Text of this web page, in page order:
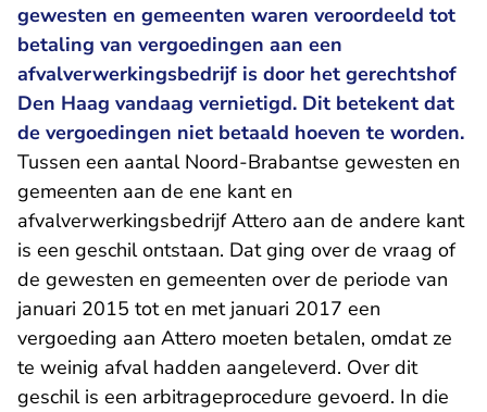
gewesten en gemeenten waren veroordeeld tot
betaling van vergoedingen aan een
afvalverwerkingsbedrijf is door het gerechtshof
Den Haag vandaag vernietigd. Dit betekent dat
de vergoedingen niet betaald hoeven te worden.
Tussen een aantal Noord-Brabantse gewesten en
gemeenten aan de ene kant en
afvalverwerkingsbedrijf Attero aan de andere kant
is een geschil ontstaan. Dat ging over de vraag of
de gewesten en gemeenten over de periode van
januari 2015 tot en met januari 2017 een
vergoeding aan Attero moeten betalen, omdat ze
te weinig afval hadden aangeleverd. Over dit
geschil is een arbitrageprocedure gevoerd. In die